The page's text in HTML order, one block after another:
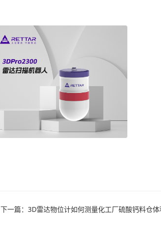
下一篇：3D雷达物位计如何测量化工厂硫酸钙料仓体